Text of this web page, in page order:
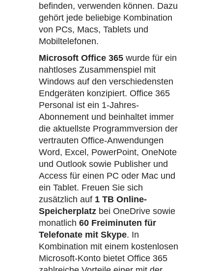
befinden, verwenden können. Dazu
gehört jede beliebige Kombination
von PCs, Macs, Tablets und
Mobiltelefonen.
Microsoft Office 365 wurde für ein
nahtloses Zusammenspiel mit
Windows auf den verschiedensten
Endgeräten konzipiert. Office 365
Personal ist ein 1-Jahres-
Abonnement und beinhaltet immer
die aktuellste Programmversion der
vertrauten Office-Anwendungen
Word, Excel, PowerPoint, OneNote
und Outlook sowie Publisher und
Access für einen PC oder Mac und
ein Tablet. Freuen Sie sich
zusätzlich auf 1 TB Online-
Speicherplatz bei OneDrive sowie
monatlich 60 Freiminuten für
Telefonate mit Skype. In
Kombination mit einem kostenlosen
Microsoft-Konto bietet Office 365